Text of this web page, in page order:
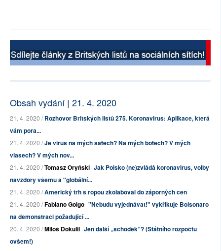
Obsah vydání | 21. 4. 2020
21. 4. 2020 /Rozhovor Britských listů 275. Koronavirus: Aplikace, která
vám pora...
21. 4. 2020 /Je virus na mých šatech? Na mých botech? V mých
vlasech? V mých nov...
21. 4. 2020 /Tomasz Oryński Jak Polsko (ne)zvládá koronavirus, volby
navzdory všemu a "globální...
21. 4. 2020 /Americký trh s ropou zkolaboval do záporných cen
21. 4. 2020 /Fabiano Golgo "Nebudu vyjednávat!" vykřikuje Bolsonaro
na demonstraci požadující ...
20. 4. 2020 /Miloš Dokulil Jen další „schodek“? (Státního rozpočtu
ovšem!)